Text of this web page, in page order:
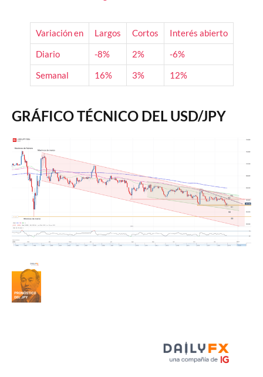
Variación en Largos Cortos
Interés abierto
Diario
-8% 2%
-6%
Semanal
16% 3% 12%
GRÁFICO TÉCNICO DEL USD/JPY